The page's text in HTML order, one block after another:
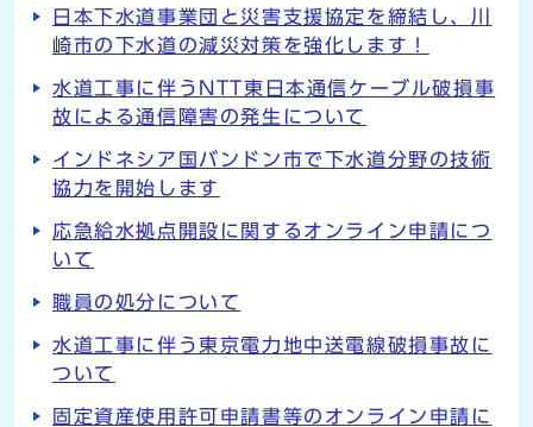
日本下水道事業団と災害支援協定を締結し、川
崎市の下水道の減災対策を強化します！
水道工事に伴うNTT東日本通信ケーブル破損事
故による通信障害の発生について
インドネシア国バンドン市で下水道分野の技術
協力を開始します
応急給水拠点開設に関するオンライン申請につ
いて
職員の処分について
水道工事に伴う東京電力地中送電線破損事故に
ついて
固定資産使用許可申請書等のオンライン申請に